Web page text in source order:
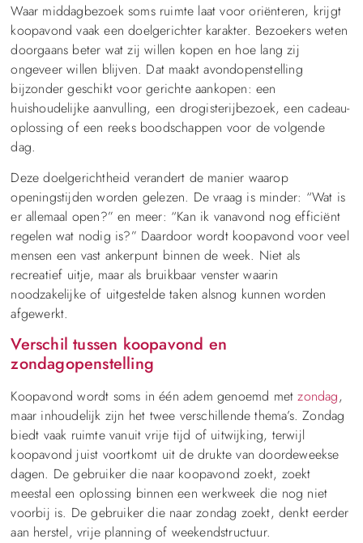
Waar middagbezoek soms ruimte laat voor oriënteren, krijgt
koopavond vaak een doelgerichter karakter. Bezoekers weten
doorgaans beter wat zij willen kopen en hoe lang zij
ongeveer willen blijven. Dat maakt avondopenstelling
bijzonder geschikt voor gerichte aankopen: een
huishoudelijke aanvulling, een drogisterijbezoek, een cadeau-
oplossing of een reeks boodschappen voor de volgende
dag.
Deze doelgerichtheid verandert de manier waarop
openingstijden worden gelezen. De vraag is minder: “Wat is
er allemaal open?” en meer: “Kan ik vanavond nog efficiënt
regelen wat nodig is?” Daardoor wordt koopavond voor veel
mensen een vast ankerpunt binnen de week. Niet als
recreatief uitje, maar als bruikbaar venster waarin
noodzakelijke of uitgestelde taken alsnog kunnen worden
afgewerkt.
Verschil tussen koopavond en
zondagopenstelling
Koopavond wordt soms in één adem genoemd metzondag,
maar inhoudelijk zijn het twee verschillende thema’s. Zondag
biedt vaak ruimte vanuit vrije tijd of uitwijking, terwijl
koopavond juist voortkomt uit de drukte van doordeweekse
dagen. De gebruiker die naar koopavond zoekt, zoekt
meestal een oplossing binnen een werkweek die nog niet
voorbij is. De gebruiker die naar zondag zoekt, denkt eerder
aan herstel, vrije planning of weekendstructuur.